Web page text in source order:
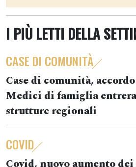
I PIÙ LETTI DELLA
CASE DI COMUNITÀ
Case di comunità,
Medici di famiglia
strutture regionali
COVID